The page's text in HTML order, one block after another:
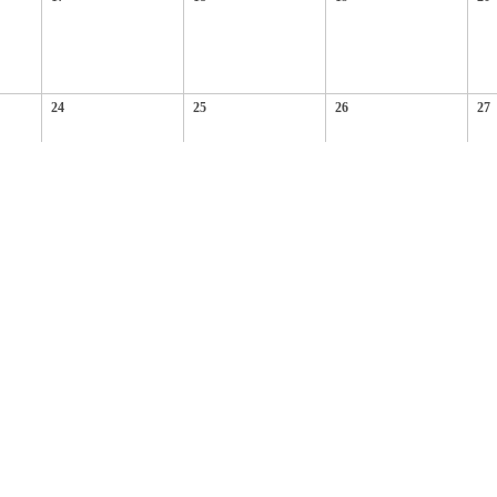
24 25 26 27